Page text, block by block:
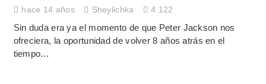
hace 14 años Sheylichka 4.122
Sin duda era ya el momento de que Peter Jackson nos
ofreciera, la oportunidad de volver 8 años atrás en el
tiempo…